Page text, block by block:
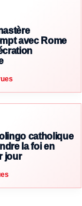
avec Rome
catholique
la foi en
jour